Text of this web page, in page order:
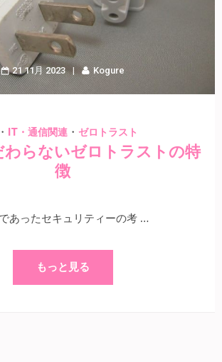
21 11月 2023 Kogure
・ IT・通信関連 ・ ゼロトラスト
わらないゼロトラストの特
徴
あったセキュリティーの考 …
もっと見る